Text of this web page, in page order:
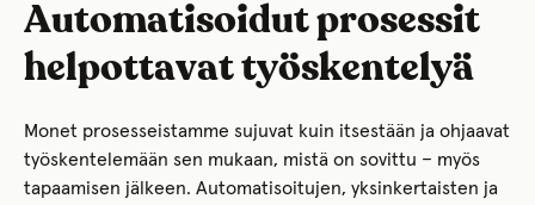
Automatisoidut prosessit
helpottavat työskentelyä
Monet prosesseistamme sujuvat kuin itsestään ja ohjaavat
työskentelemään sen mukaan, mistä on sovittu – myös
tapaamisen jälkeen. Automatisoitujen, yksinkertaisten ja